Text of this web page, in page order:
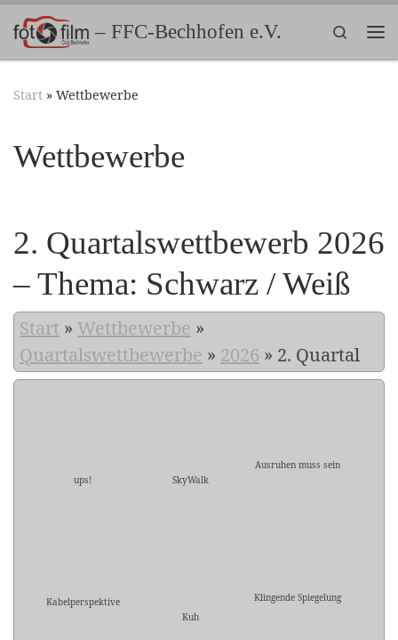
Zum Inhalt springen– FFC-Bechhofen e.V.
Search
Start » Wettbewerbe
Wettbewerbe
2. Quartalswettbewerb 2026
– Thema: Schwarz / Weiß
Start » Wettbewerbe »
Quartalswettbewerbe » 2026 » 2. Quartal
ups! SkyWalk
Ausruhen muss sein
Kabelperspektive
Kuh
Klingende Spiegelung